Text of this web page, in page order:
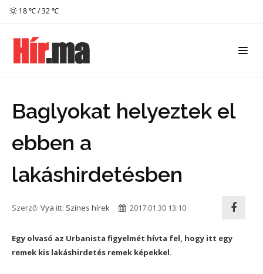
18 ℃ / 32 ℃
Baglyokat helyeztek el
ebben a
lakáshirdetésben
Szerző: Vya itt: Színes hírek 2017.01.30 13:10
Egy olvasó az Urbanista figyelmét hívta fel, hogy itt egy
remek kis lakáshirdetés remek képekkel.